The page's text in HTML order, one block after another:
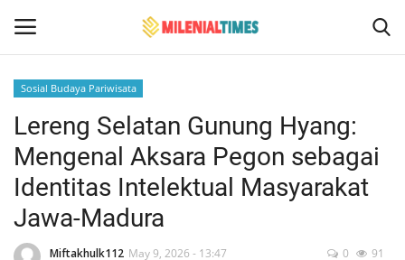
Home
Bencana Alam
Sosial Budaya Pariwisata
Sosial Budaya Pariwisata
Lereng Selatan Gunung Hyang:
Mengenal Aksara Pegon sebagai
Identitas Intelektual Masyarakat
Jawa-Madura
Miftakhulk112 May 9, 2026 - 13:47 0 91